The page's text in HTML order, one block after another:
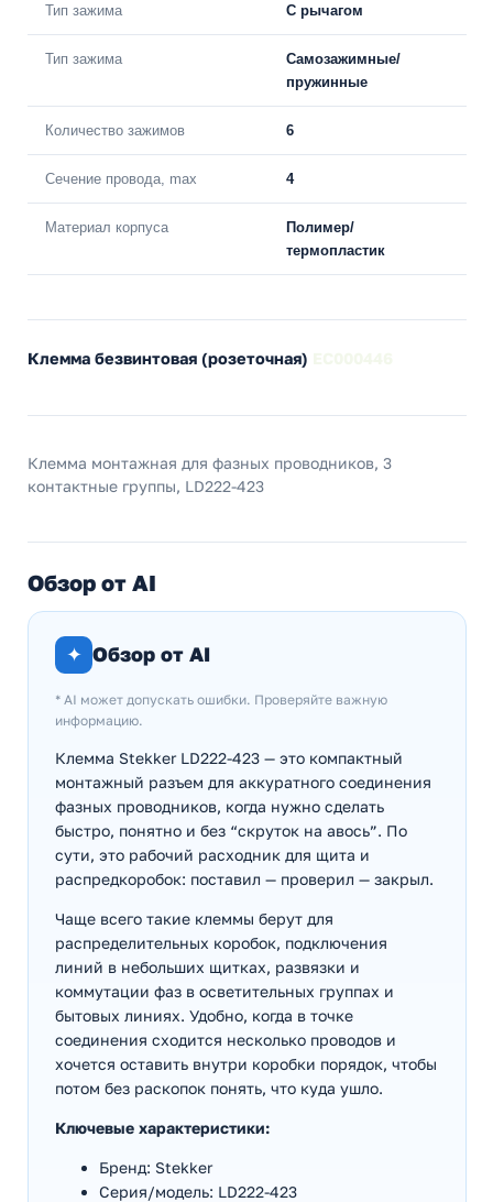
Тип зажима С рычагом
Тип зажима
Самозажимные/
пружинные
Количество зажимов 6
Сечение провода, max 4
Материал корпуса
Полимер/
термопластик
Клемма безвинтовая (розеточная)
Клемма монтажная для фазных проводников, 3
контактные группы, LD222-423
Обзор от AI
✦ Обзор от AI
* AI может допускать ошибки. Проверяйте важную
информацию.
Клемма Stekker LD222-423 — это компактный
монтажный разъем для аккуратного соединения
фазных проводников, когда нужно сделать
быстро, понятно и без “скруток на авось”. По
сути, это рабочий расходник для щита и
распредкоробок: поставил — проверил — закрыл.
Чаще всего такие клеммы берут для
распределительных коробок, подключения
линий в небольших щитках, развязки и
коммутации фаз в осветительных группах и
бытовых линиях. Удобно, когда в точке
соединения сходится несколько проводов и
хочется оставить внутри коробки порядок, чтобы
потом без раскопок понять, что куда ушло.
Ключевые характеристики:
Бренд: Stekker
Серия/модель: LD222-423